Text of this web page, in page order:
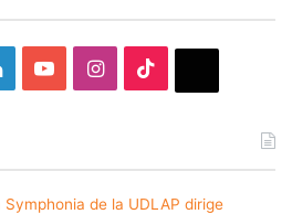
LinkedInYouTubeInstagram
de la UDLAP dirige